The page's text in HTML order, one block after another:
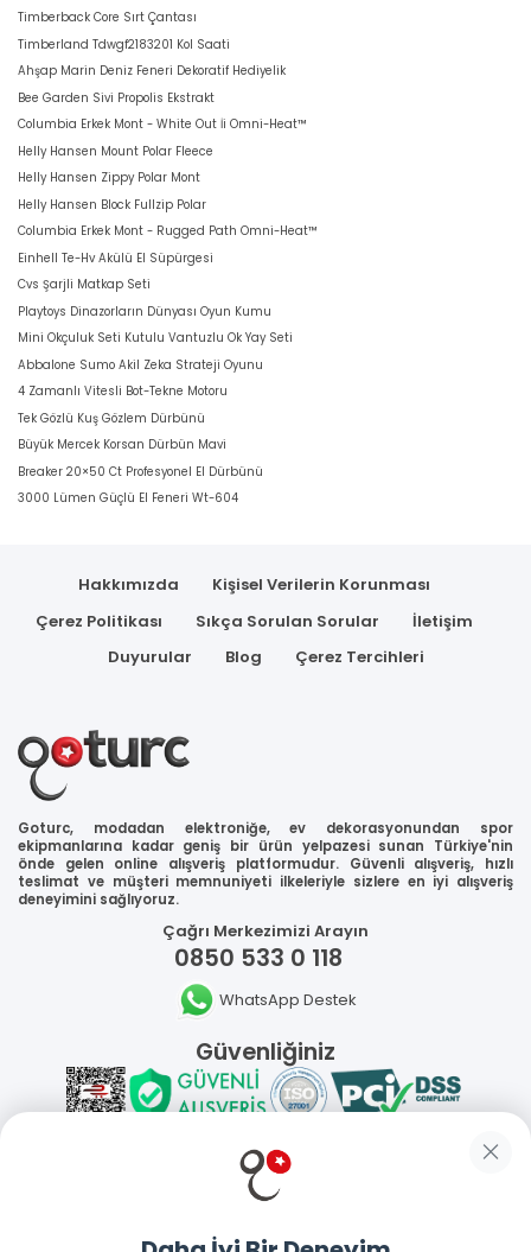
Timberback Core Sırt Çantası
Timberland Tdwgf2183201 Kol Saati
Ahşap Marin Deniz Feneri Dekoratif Hediyelik
Bee Garden Sivi Propolis Ekstrakt
Columbia Erkek Mont - White Out İi Omni-Heat™
Helly Hansen Mount Polar Fleece
Helly Hansen Zippy Polar Mont
Helly Hansen Block Fullzip Polar
Columbia Erkek Mont - Rugged Path Omni-Heat™
Einhell Te-Hv Akülü El Süpürgesi
Cvs Şarjli Matkap Seti
Playtoys Dinazorların Dünyası Oyun Kumu
Mini Okçuluk Seti Kutulu Vantuzlu Ok Yay Seti
Abbalone Sumo Akil Zeka Strateji Oyunu
4 Zamanlı Vitesli Bot-Tekne Motoru
Tek Gözlü Kuş Gözlem Dürbünü
Büyük Mercek Korsan Dürbün Mavi
Breaker 20×50 Ct Profesyonel El Dürbünü
3000 Lümen Güçlü El Feneri Wt-604
Hakkımızda
Kişisel Verilerin Korunması
Çerez Politikası
Sıkça Sorulan Sorular
İletişim
Duyurular
Blog Çerez Tercihleri
Goturc, modadan elektroniğe, ev dekorasyonundan spor
ekipmanlarına kadar geniş bir ürün yelpazesi sunan Türkiye'nin
önde gelen online alışveriş platformudur. Güvenli alışveriş, hızlı
teslimat ve müşteri memnuniyeti ilkeleriyle sizlere en iyi alışveriş
deneyimini sağlıyoruz.
Çağrı Merkezimizi Arayın
0850 533 0 118
WhatsApp Destek
Güvenliğiniz
Sosyal Medya